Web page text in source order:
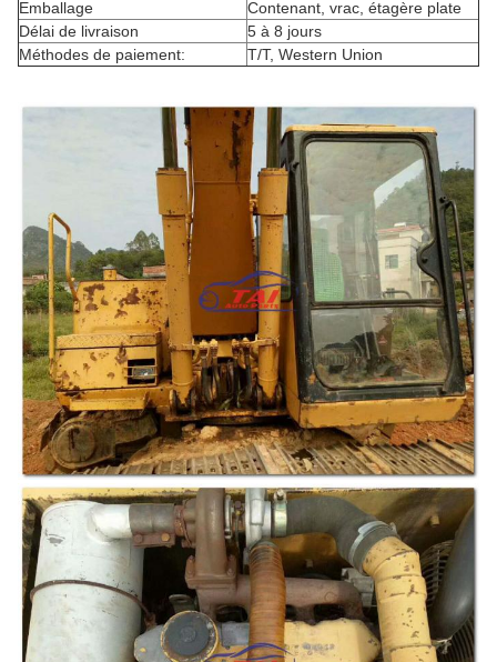
Emballage
Contenant, vrac, étagère plate
Délai de livraison
5 à 8 jours
Méthodes de paiement:
T/T, Western Union